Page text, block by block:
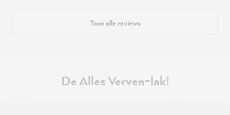
Toon alle reviews
De Alles Verven-lak!